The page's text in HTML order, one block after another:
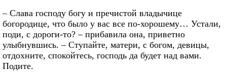
– Слава господу богу и пречистой владычице
богородице, что было у вас все по-хорошему… Устали,
поди, с дороги-то? – прибавила она, приветно
улыбнувшись. – Ступайте, матери, с богом, девицы,
отдохните, спокойтесь, господь да будет над вами.
Подите.